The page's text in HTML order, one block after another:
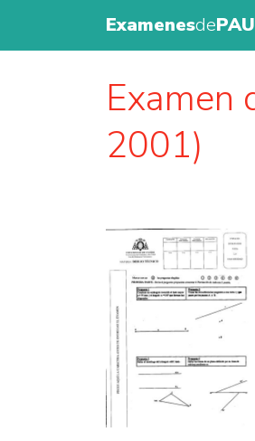
ExamenesdePAU
Examen
2001)